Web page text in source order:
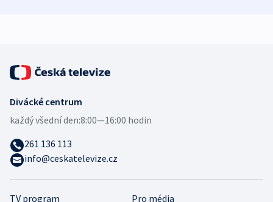
TV program Pro média
Divácké centrum
každý všední den:8:00—16:00 hodin
261 136 113
info@ceskatelevize.cz